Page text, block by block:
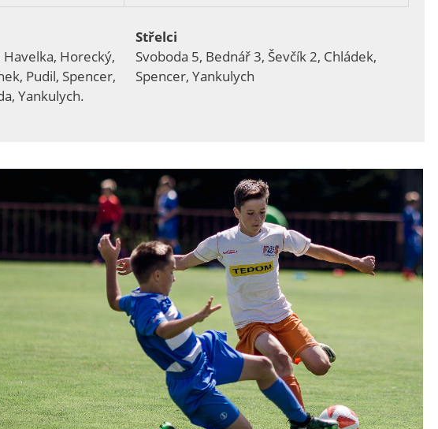
Havelka, Horecký,
Pudil, Spencer,
Yankulych.
Střelci
Svoboda 5, Bednář 3, Ševčík 2, Chládek,
Spencer, Yankulych